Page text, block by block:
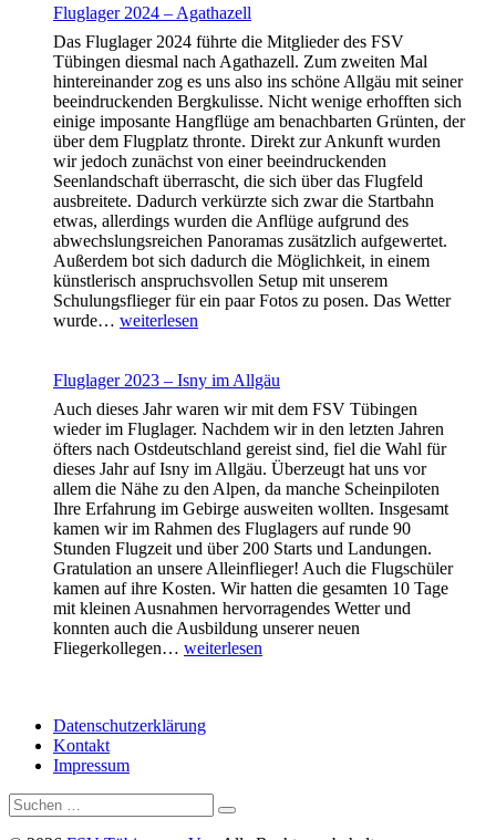
bei
der
Segelflug-
Weltspitze
Fluglager 2024 – Agathazell
Das Fluglager 2024 führte die Mitglieder des FSV
Tübingen diesmal nach Agathazell. Zum zweiten Mal
hintereinander zog es uns also ins schöne Allgäu mit seiner
beeindruckenden Bergkulisse. Nicht wenige erhofften sich
einige imposante Hangflüge am benachbarten Grünten, der
über dem Flugplatz thronte. Direkt zur Ankunft wurden
wir jedoch zunächst von einer beeindruckenden
Seenlandschaft überrascht, die sich über das Flugfeld
ausbreitete. Dadurch verkürzte sich zwar die Startbahn
etwas, allerdings wurden die Anflüge aufgrund des
abwechslungsreichen Panoramas zusätzlich aufgewertet.
Außerdem bot sich dadurch die Möglichkeit, in einem
künstlerisch anspruchsvollen Setup mit unserem
Schulungsflieger für ein paar Fotos zu posen. Das Wetter
wurde… Fluglager
Agathazell
weiterlesen
Fluglager 2023 – Isny im Allgäu
Auch dieses Jahr waren wir mit dem FSV Tübingen
wieder im Fluglager. Nachdem wir in den letzten Jahren
öfters nach Ostdeutschland gereist sind, fiel die Wahl für
dieses Jahr auf Isny im Allgäu. Überzeugt hat uns vor
allem die Nähe zu den Alpen, da manche Scheinpiloten
Ihre Erfahrung im Gebirge ausweiten wollten. Insgesamt
kamen wir im Rahmen des Fluglagers auf runde 90
Stunden Flugzeit und über 200 Starts und Landungen.
Gratulation an unsere Alleinflieger! Auch die Flugschüler
kamen auf ihre Kosten. Wir hatten die gesamten 10 Tage
mit kleinen Ausnahmen hervorragendes Wetter und
konnten auch die Ausbildung unserer neuen
Fliegerkollegen… Fluglager
im
weiterlesen
Datenschutzerklärung
Kontakt
Impressum
Suche
Suchen …